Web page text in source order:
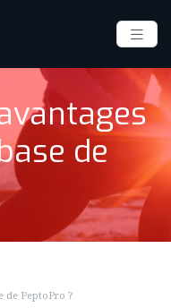
de
de PeptoPro ?